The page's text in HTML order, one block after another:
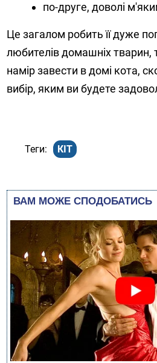
по-друге, доволі
Це загалом робить її дуже
любителів домашніх тварин,
намір завести в домі кота,
вибір, яким ви будете
КІТ